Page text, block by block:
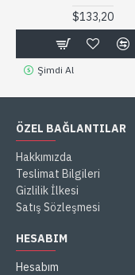
$133,20
Şimdi Al
ÖZEL BAĞLANTILAR
Hakkımızda
Teslimat Bilgileri
Gizlilik İlkesi
Satış Sözleşmesi
HESABIM
Hesabım